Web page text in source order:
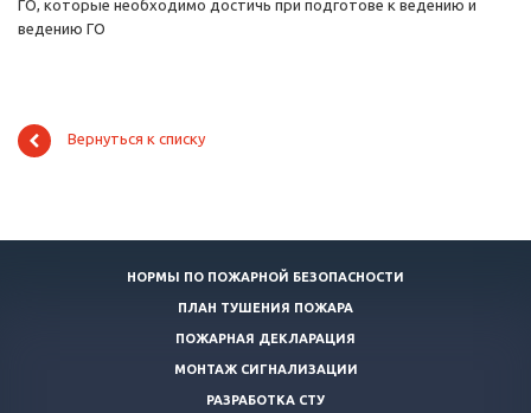
ГО, которые необходимо достичь при подготове к ведению и
ведению ГО
Вернуться к списку
НОРМЫ ПО ПОЖАРНОЙ БЕЗОПАСНОСТИ
ПЛАН ТУШЕНИЯ ПОЖАРА
ПОЖАРНАЯ ДЕКЛАРАЦИЯ
МОНТАЖ СИГНАЛИЗАЦИИ
РАЗРАБОТКА СТУ